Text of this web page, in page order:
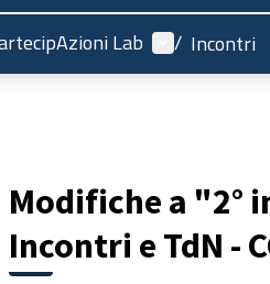
Lab Menù utente
/ Incontri
Modifiche a "2°
Incontri e TdN -